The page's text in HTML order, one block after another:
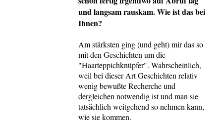
und langsam rauskam. Wie ist das bei
Ihnen?
Am stärksten ging (und geht) mir das so
mit den Geschichten um die
"Haarteppichknüpfer". Wahrscheinlich,
weil bei dieser Art Geschichten relativ
wenig bewußte Recherche und
dergleichen notwendig ist und man sie
tatsächlich weitgehend so nehmen kann,
wie sie kommen.